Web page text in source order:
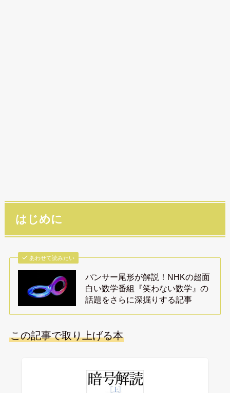
はじめに
あわせて読みたい
パンサー尾形が解説！NHKの超面
白い数学番組『笑わない数学』の
話題をさらに深掘りする記事
この記事で取り上げる本